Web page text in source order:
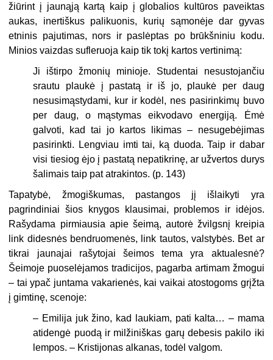
žiūrint į jaunąją kartą kaip į globalios kultūros paveiktas
aukas, inertiškus palikuonis, kurių sąmonėje dar gyvas
etninis pajutimas, nors ir paslėptas po brūkšniniu kodu.
Minios vaizdas sufleruoja kaip tik tokį kartos vertinimą:
Ji ištirpo žmonių minioje. Studentai nesustojančiu
srautu plaukė į pastatą ir iš jo, plaukė per daug
nesusimąstydami, kur ir kodėl, nes pasirinkimų buvo
per daug, o mąstymas eikvodavo energiją. Ėmė
galvoti, kad tai jo kartos likimas – nesugebėjimas
pasirinkti. Lengviau imti tai, ką duoda. Taip ir dabar
visi tiesiog ėjo į pastatą nepatikrinę, ar užvertos durys
šalimais taip pat atrakintos. (p. 143)
Tapatybė, žmogiškumas, pastangos jį išlaikyti yra
pagrindiniai šios knygos klausimai, problemos ir idėjos.
Rašydama pirmiausia apie šeimą, autorė žvilgsnį kreipia
link didesnės bendruomenės, link tautos, valstybės. Bet ar
tikrai jaunajai rašytojai šeimos tema yra aktualesnė?
Šeimoje puoselėjamos tradicijos, pagarba artimam žmogui
– tai ypač juntama vakarienės, kai vaikai atostogoms grįžta
į gimtinę, scenoje:
– Emilija juk žino, kad laukiam, pati kalta… – mama
atidengė puodą ir milžiniškas garų debesis pakilo iki
lempos. – Kristijonas alkanas, todėl valgom.